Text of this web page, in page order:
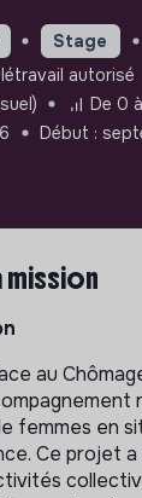
Stage
autorisé
De 0
Début :
au
femmes en
Ce projet